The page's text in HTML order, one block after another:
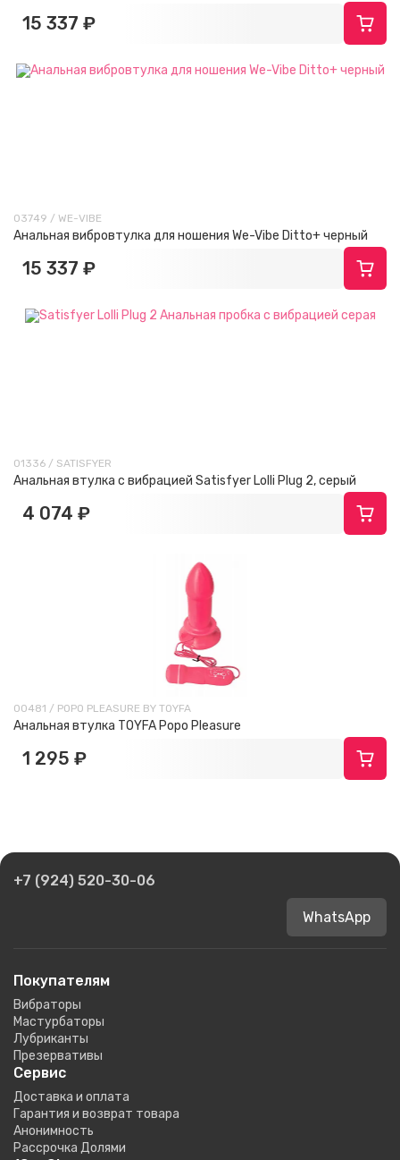
15 337 ₽
03749 / WE-VIBE
Анальная вибровтулка для ношения We-Vibe Ditto+ черный
15 337 ₽
01336 / SATISFYER
Анальная втулка с вибрацией Satisfyer Lolli Plug 2, серый
4 074 ₽
00481 / POPO PLEASURE BY TOYFA
Анальная втулка TOYFA Popo Pleasure
1 295 ₽
+7 (924) 520-30-06
WhatsApp
Покупателям
Вибраторы
Мастурбаторы
Лубриканты
Презервативы
Сервис
Доставка и оплата
Гарантия и возврат товара
Анонимность
Рассрочка Долями